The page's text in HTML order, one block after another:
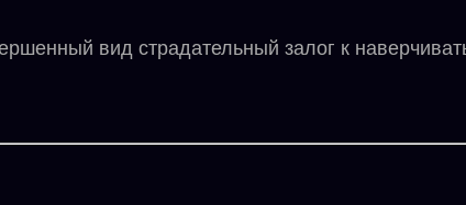
вид страдательный залог к